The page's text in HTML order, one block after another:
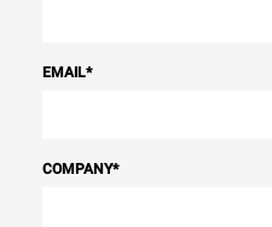
EMAIL*
COMPANY*